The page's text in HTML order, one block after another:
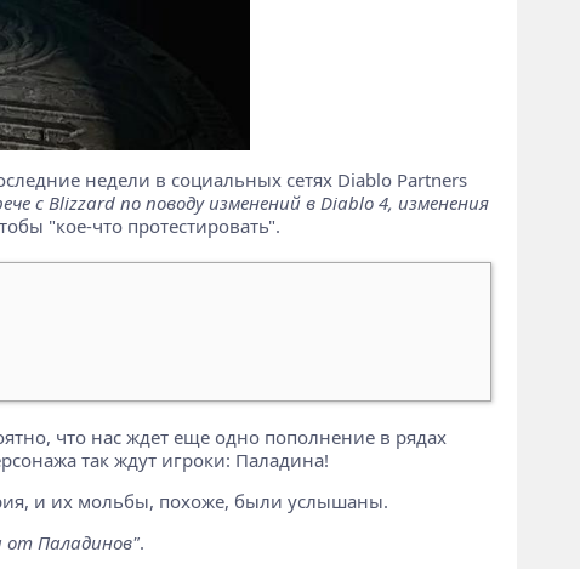
недели в социальных сетях Diablo Partners
с Blizzard по поводу изменений в Diablo 4, изменения
"кое-что протестировать".
что нас ждет еще одно пополнение в рядах
так ждут игроки: Паладина!
и их мольбы, похоже, были услышаны.
от Паладинов".